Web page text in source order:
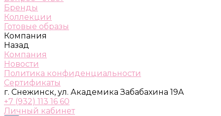
Бренды
Коллекции
Готовые образы
Компания
Назад
Компания
Новости
Политика конфиденциальности
Сертификаты
г. Снежинск, ул. Академика Забабахина 19А
+7 (932) 113 16 60
Личный кабинет